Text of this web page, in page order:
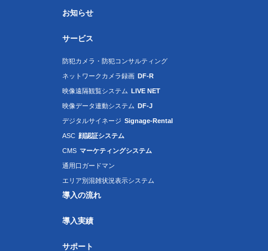
お知らせ
サービス
防犯カメラ・防犯コンサルティング
ネットワークカメラ録画 DF-R
映像遠隔観覧システム LIVE NET
映像データ連動システム DF-J
デジタルサイネージ Signage-Rental
ASC 顔認証システム
CMS マーケティングシステム
通用口ガードマン
エリア別混雑状況表示システム
導入の流れ
導入実績
サポート